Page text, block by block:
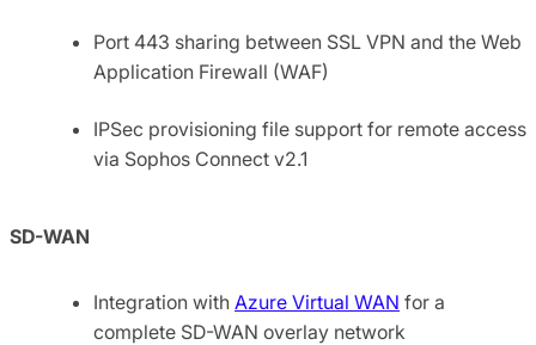
Port 443 sharing between SSL VPN and the Web
Application Firewall (WAF)
IPSec provisioning file support for remote access
via Sophos Connect v2.1
SD-WAN
Integration with Azure Virtual WAN for a
complete SD-WAN overlay network